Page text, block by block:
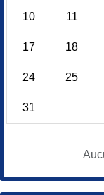
10 11
17 18
24 25
31